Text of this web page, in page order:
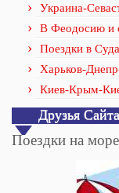
Украина-
В Феодосию и
Поездки в
Харьков-
Киев-Крым-
Друзья Сайта
Поездки на море